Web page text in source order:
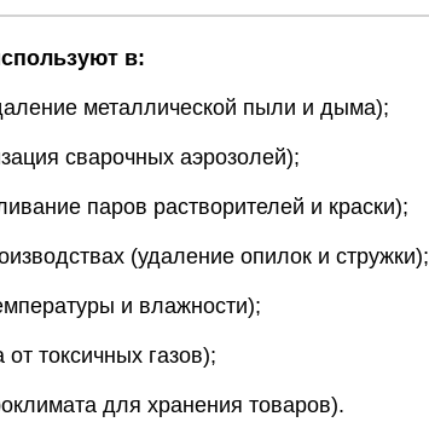
в:
металлической пыли и дыма);
сварочных аэрозолей);
паров растворителей и краски);
(удаление опилок и стружки);
и влажности);
от токсичных газов);
для хранения товаров).